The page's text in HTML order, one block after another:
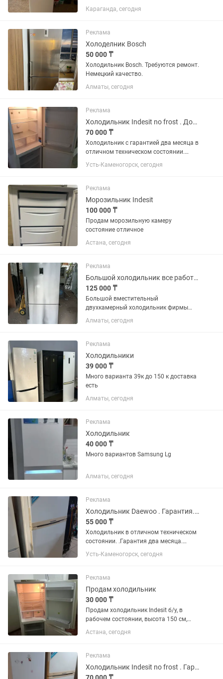
договорная
Караганда, сегодня
Реклама
Холоделник Bosch
50 000 ₸
Холодильник Bosch. Требуются ремонт.
Немецкий качество.
Алматы, сегодня
Реклама
Холодильник Indesit no frost . Доставка. Гарантия.
70 000 ₸
Холодильник с гарантией два месяца в
отличном техническом состоянии.
Доставка до подъезда бесплатно. .
Усть-Каменогорск, сегодня
Реклама
Морозильник Indesit
100 000 ₸
Продам морозильную камеру
состояние отличное
Астана, сегодня
Реклама
Большой холодильник все работает рн калкаман
125 000 ₸
Большой вместительный
двухкамерный холодильник фирмы
Беко серебристого цвета в отличном
рабочем состоянии все на месте
вашей доплатой рн калкаман
Алматы, сегодня
Реклама
Холодильники
39 000 ₸
Много варианта 39к до 150 к доставка
есть
Алматы, сегодня
Реклама
Холодильник
40 000 ₸
Много вариантов Samsung Lg
Алматы, сегодня
Реклама
Холодильник Daewoo . Гарантия. Доставка.
55 000 ₸
Холодильник в отличном техническом
состоянии. .Гарантия два месяца.
Доставка до подъезда бесплатно.
Усть-Каменогорск, сегодня
Реклама
Продам холодильник
30 000 ₸
Продам холодильник Indesit б/у, в
рабочем состоянии, высота 150 см,
30000 тг, самовывоз
Астана, сегодня
Реклама
Холодильник Indesit no frost . Гарантия. Доставка.